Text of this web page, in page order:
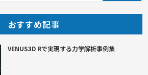
おすすめ記事
VENUS3D Rで実現する力学解析事例集